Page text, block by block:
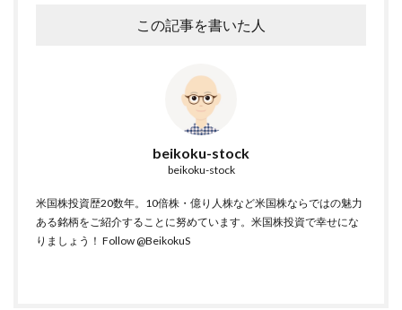
この記事を書いた人
beikoku-stock
beikoku-stock
米国株投資歴20数年。10倍株・億り人株など米国株ならではの魅力
ある銘柄をご紹介することに努めています。米国株投資で幸せにな
りましょう！ Follow @BeikokuS